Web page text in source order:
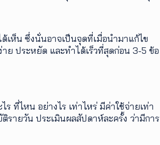
เห็น ซึ่งนั่นอาจเป็นจุดที่เมื่อนำมาแก้ไข
าย ประหยัด และทำได้เร็วที่สุดก่อน 3-5 ข้อ
ที่ไหน อย่างไร เท่าไหร่ มีค่าใช้จ่ายเท่า
ติรายวัน ประเมินผลสัปดาห์ละครั้ง ว่ามีการ